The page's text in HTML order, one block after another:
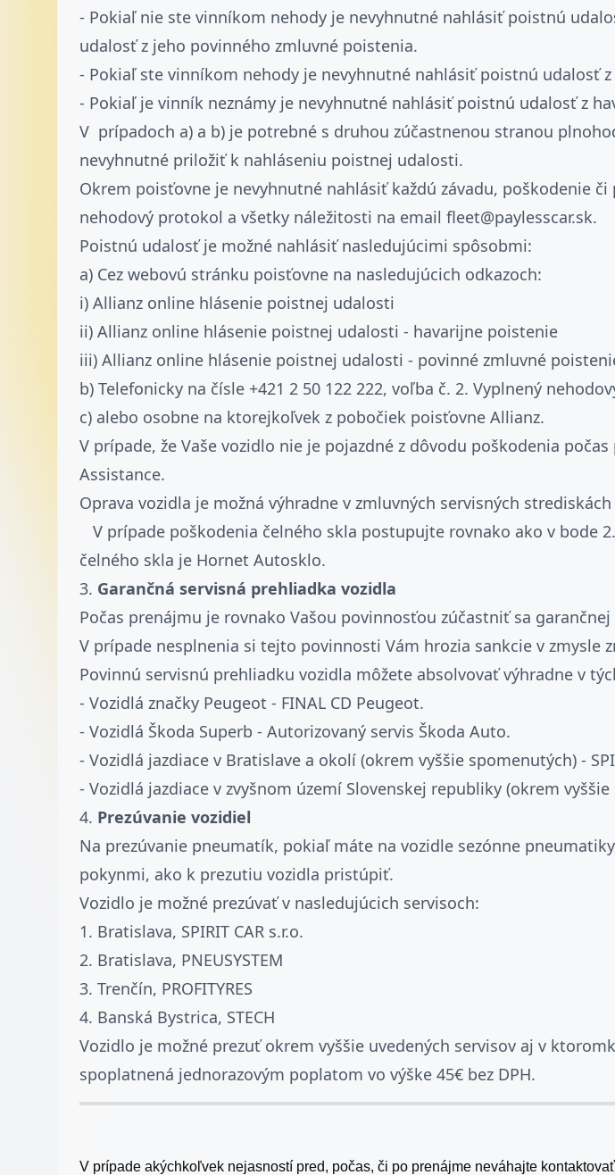
- Pokiaľ nie ste vinníkom nehody je nevyhnutné nahlásiť poistnú
udalosť z jeho povinného zmluvné poistenia.
- Pokiaľ ste vinníkom nehody je nevyhnutné nahlásiť poistnú udalosť
- Pokiaľ je vinník neznámy je nevyhnutné nahlásiť poistnú udalosť z
V prípadoch a) a b) je potrebné s druhou zúčastnenou stranou
nevyhnutné priložiť k nahláseniu poistnej udalosti.
Okrem poisťovne je nevyhnutné nahlásiť každú závadu, poškodenie
nehodový protokol a všetky náležitosti na email fleet@paylesscar.sk.
Poistnú udalosť je možné nahlásiť nasledujúcimi spôsobmi:
a) Cez webovú stránku poisťovne na nasledujúcich odkazoch:
i) Allianz online hlásenie poistnej udalosti
ii) Allianz online hlásenie poistnej udalosti - havarijne poistenie
iii) Allianz online hlásenie poistnej udalosti - povinné zmluvné
b) Telefonicky na čísle +421 2 50 122 222, voľba č. 2. Vyplnený
c) alebo osobne na ktorejkoľvek z pobočiek poisťovne Allianz.
V prípade, že Vaše vozidlo nie je pojazdné z dôvodu poškodenia
Assistance.
Oprava vozidla je možná výhradne v zmluvných servisných strediskách
V prípade poškodenia čelného skla postupujte rovnako ako v bode
čelného skla je Hornet Autosklo.
3. Garančná servisná prehliadka vozidla
Počas prenájmu je rovnako Vašou povinnosťou zúčastniť sa
V prípade nesplnenia si tejto povinnosti Vám hrozia sankcie v
Povinnú servisnú prehliadku vozidla môžete absolvovať výhradne v
- Vozidlá značky Peugeot - FINAL CD Peugeot.
- Vozidlá Škoda Superb - Autorizovaný servis Škoda Auto.
- Vozidlá jazdiace v Bratislave a okolí (okrem vyššie spomenutých) -
- Vozidlá jazdiace v zvyšnom území Slovenskej republiky (okrem
4. Prezúvanie vozidiel
Na prezúvanie pneumatík, pokiaľ máte na vozidle sezónne
pokynmi, ako k prezutiu vozidla pristúpiť.
Vozidlo je možné prezúvať v nasledujúcich servisoch:
1. Bratislava, SPIRIT CAR s.r.o.
2. Bratislava, PNEUSYSTEM
3. Trenčín, PROFITYRES
4. Banská Bystrica, STECH
Vozidlo je možné prezuť okrem vyššie uvedených servisov aj v
spoplatnená jednorazovým poplatom vo výške 45€ bez DPH.
V prípade akýchkoľvek nejasností pred, počas, či po prenájme neváhajte